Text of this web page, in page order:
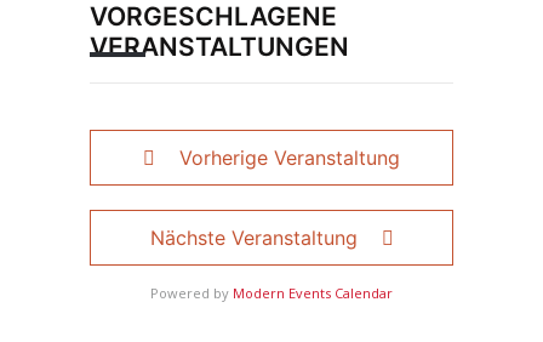
VORGESCHLAGENE
VERANSTALTUNGEN
Vorherige Veranstaltung
Nächste Veranstaltung
Powered by Modern Events Calendar